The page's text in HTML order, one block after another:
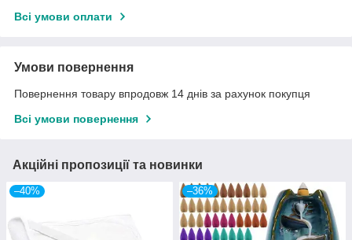
Всі умови оплати
Умови повернення
Повернення товару впродовж 14 днів за рахунок покупця
Всі умови повернення
Акційні пропозиції та новинки
–40% –36%